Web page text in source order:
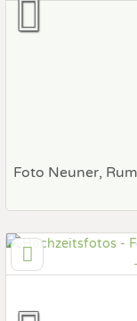
Foto Neuner, Rum
6063 Rum, Tirol,
Hochzeits